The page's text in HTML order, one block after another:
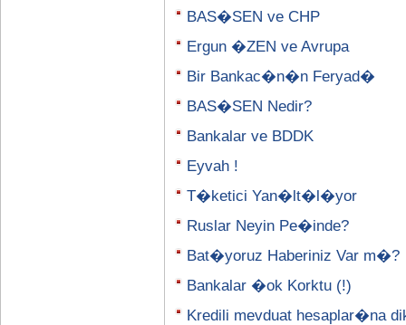
BAS�SEN ve CHP
Ergun �ZEN ve Avrupa
Bir Bankac�n�n Feryad�
BAS�SEN Nedir?
Bankalar ve BDDK
Eyvah !
T�ketici Yan�lt�l�yor
Ruslar Neyin Pe�inde?
Bat�yoruz Haberiniz Var m�?
Bankalar �ok Korktu (!)
Kredili mevduat hesaplar�na